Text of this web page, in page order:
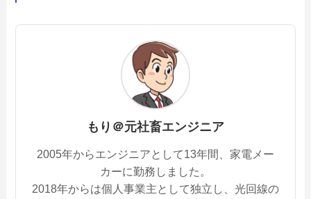
もり＠元社畜エンジニア
2005年からエンジニアとして13年間、家電メー
カーに勤務しました。
2018年からは個人事業主として独立し、光回線の